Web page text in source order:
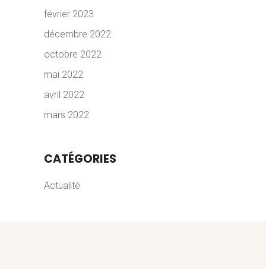
février 2023
décembre 2022
octobre 2022
mai 2022
avril 2022
mars 2022
CATÉGORIES
Actualité